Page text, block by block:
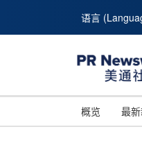
语言
概览 最